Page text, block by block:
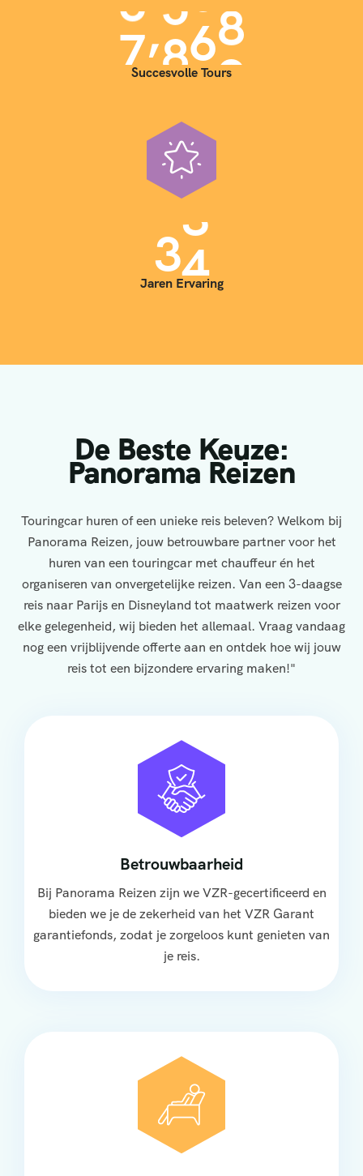
7,000
Succesvolle Tours
35
Jaren Ervaring
De Beste Keuze:
Panorama Reizen
Touringcar huren of een unieke reis beleven? Welkom bij
Panorama Reizen, jouw betrouwbare partner voor het
huren van een touringcar met chauffeur én het
organiseren van onvergetelijke reizen. Van een 3-daagse
reis naar Parijs en Disneyland tot maatwerk reizen voor
elke gelegenheid, wij bieden het allemaal. Vraag vandaag
nog een vrijblijvende offerte aan en ontdek hoe wij jouw
reis tot een bijzondere ervaring maken!"
Betrouwbaarheid
Bij Panorama Reizen zijn we VZR-gecertificeerd en
bieden we je de zekerheid van het VZR Garant
garantiefonds, zodat je zorgeloos kunt genieten van
je reis.